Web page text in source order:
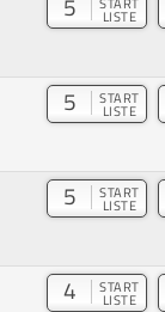
5 LISTE
5 START
LISTE
5 START
LISTE
4 START
LISTE